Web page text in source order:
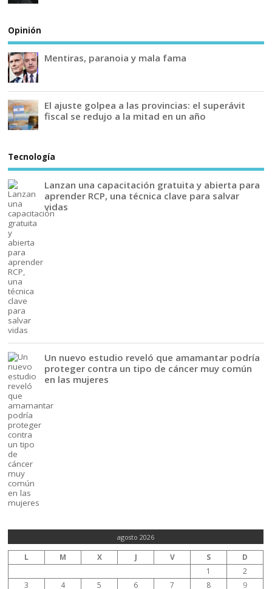
Opinión
Mentiras, paranoia y mala fama
El ajuste golpea a las provincias: el superávit
fiscal se redujo a la mitad en un año
Tecnología
Lanzan una capacitación gratuita y abierta para
aprender RCP, una técnica clave para salvar
vidas
Un nuevo estudio reveló que amamantar podría
proteger contra un tipo de cáncer muy común
en las mujeres
agosto 2026
L M X J V S
D
1
2
3
4 5 6 7 8 9